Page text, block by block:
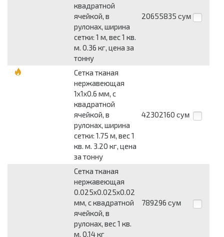
квадратной
ячейкой, в
рулонах, ширина
сетки: 1 м, вес 1 кв.
м. 0.36 кг, цена за
тонну
20655835 сум
Сетка тканая
нержавеющая
1x1x0.6 мм, с
квадратной
ячейкой, в
рулонах, ширина
сетки: 1.75 м, вес 1
кв. м. 3.20 кг, цена
за тонну
42302160 сум
Сетка тканая
нержавеющая
0.025x0.025x0.02
мм, c квадратной
ячейкой, в
рулонах, вес 1 кв.
м. 0.14 кг
789296 сум